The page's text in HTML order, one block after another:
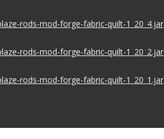
rods-mod-forge-fabric-quilt-1_20_4.jar
rods-mod-forge-fabric-quilt-1_20_2.jar
rods-mod-forge-fabric-quilt-1_20_1.jar